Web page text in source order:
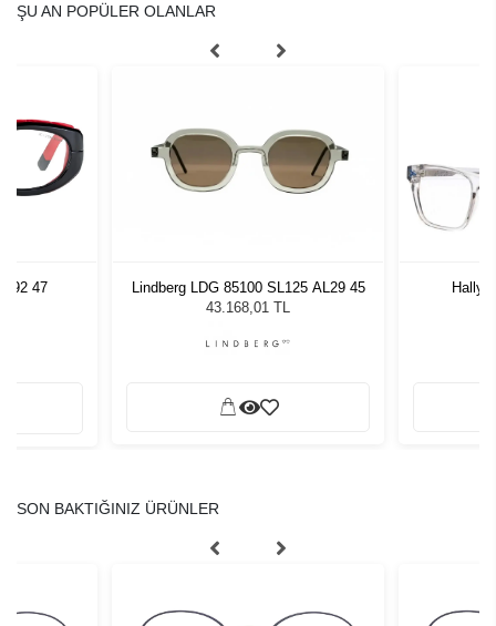
ŞU AN POPÜLER OLANLAR
47
Lindberg LDG 85100 SL125 AL29 45
43.168,01 TL
Hally
SON BAKTIĞINIZ ÜRÜNLER